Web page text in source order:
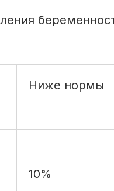
Ниже нормы
10%